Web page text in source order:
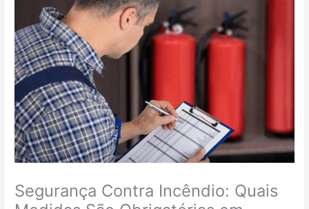
Segurança Contra Incêndio: Quais